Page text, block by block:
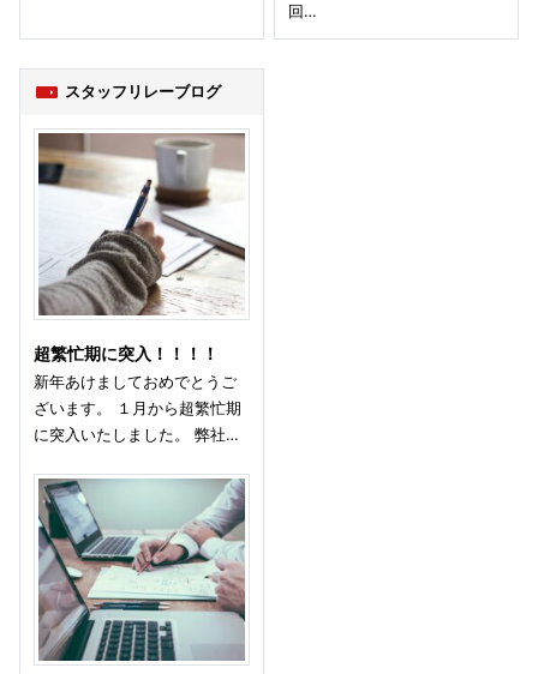
回…
スタッフリレーブログ
超繁忙期に突入！！！！
新年あけましておめでとうご
ざいます。 １月から超繁忙期
に突入いたしました。 弊社…